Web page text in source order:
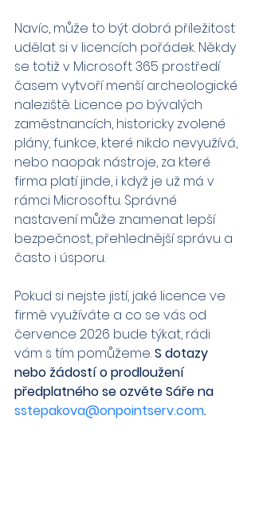
Navíc, může to být dobrá příležitost
udělat si v licencích pořádek. Někdy
se totiž v Microsoft 365 prostředí
časem vytvoří menší archeologické
naleziště. Licence po bývalých
zaměstnancích, historicky zvolené
plány, funkce, které nikdo nevyužívá,
nebo naopak nástroje, za které
firma platí jinde, i když je už má v
rámci Microsoftu. Správné
nastavení může znamenat lepší
bezpečnost, přehlednější správu a
často i úsporu.
Pokud si nejste jistí, jaké licence ve
firmě využíváte a co se vás od
července 2026 bude týkat, rádi
vám s tím pomůžeme. S dotazy
nebo žádostí o prodloužení
předplatného se ozvěte Sáře na
sstepakova@onpointserv.com.